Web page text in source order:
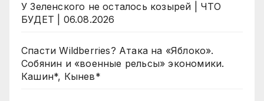
У Зеленского не осталось козырей | ЧТО
БУДЕТ | 06.08.2026
Спасти Wildberries? Атака на «Яблоко».
Собянин и «военные рельсы» экономики.
Кашин*, Кынев*